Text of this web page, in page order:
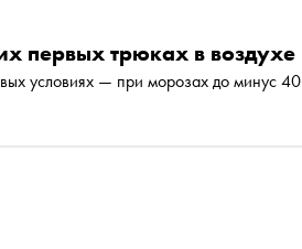
первых трюках в воздухе
условиях — при морозах до минус 40